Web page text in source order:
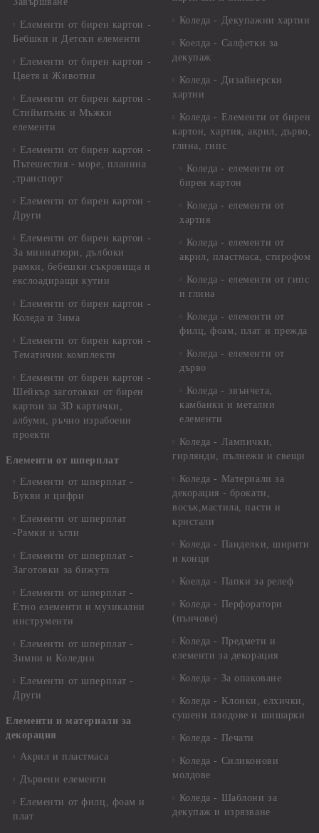
Елементи от бирен картон -
Бебшки и Детски елементи
Елементи от бирен картон -
Цветя и Животни
Елементи от бирен картон -
Стиймпънк и Мъжки
елементи
Елементи от бирен картон -
Пътешестия - море, планина
,транспорт
Елементи от бирен картон -
Други
Елементи от бирен картон -
За миниатюри, дълбоки
рамки, бебешки съкровища и
екслоадиращи кутии
Елементи от бирен картон -
Коледа и Зима
Елементи от бирен картон -
Тематични комплекти
Елементи от бирен картон -
Шейкър заготовки от бирен
картон за 3D картички,
албуми, ръчно израбоени
проекти
Елементи от шперплат
Елементи от шперплат -
Букви и цифри
Елементи от шперплат
-Рамки и ъгли
Елементи от шперплат -
Заготовки за бижута
Елементи от шперплат -
Етно елементи и музикални
инструменти
Елементи от шперплат -
Зимни и Коледни
Елементи от шперплат -
Други
Елементи и материали за
декорация
Акрил и пластмаса
Дървени елементи
Елементи от филц, фоам и
плат
Коледа - Декупажни хартии
Коелда - Салфетки за
декупаж
Коледа - Дизайнерски
хартии
Коледа - Eлементи от бирен
картон, хартия, акрил, дърво,
глина, гипс
Коледа - елементи от
бирен картон
Коледа - елементи от
хартия
Коледа - елементи от
акрил, пластмаса, стирофом
Коледа - елементи от гипс
и глина
Коледа - елементи от
филц, фоам, плат и прежда
Коледа - елементи от
дърво
Коледа - звънчета,
камбанки и метални
елементи
Коледа - Лампички,
гирлянди, пълнежи и свещи
Коледа - Материали за
декорация - брокати,
восък,мастила, пасти и
кристали
Коледа - Панделки, ширити
и конци
Коелда - Папки за релеф
Коледа - Перфоратори
(пънчове)
Коледа - Предмети и
елементи за декорация
Коледа - За опаковане
Коледа - Kлонки, елхички,
сушени плодове и шишарки
Коледа - Печати
Коледа - Силиконови
молдове
Коледа - Шаблони за
декупаж и изрязване